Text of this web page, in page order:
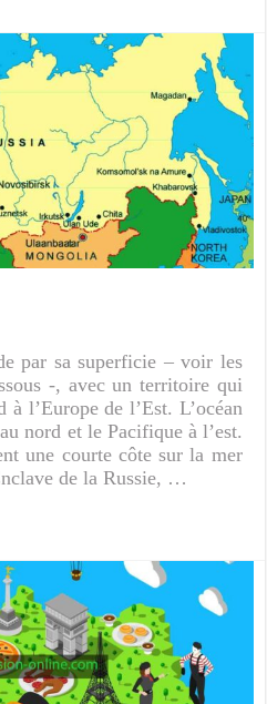
par sa superficie – voir les
-, avec un territoire qui
à l’Europe de l’Est. L’océan
nord et le Pacifique à l’est.
une courte côte sur la mer
de la Russie, …